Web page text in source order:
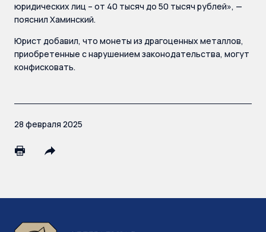
юридических лиц – от 40 тысяч до 50 тысяч рублей», —
пояснил Хаминский.
Юрист добавил, что монеты из драгоценных металлов,
приобретенные с нарушением законодательства, могут
конфисковать.
28 февраля 2025